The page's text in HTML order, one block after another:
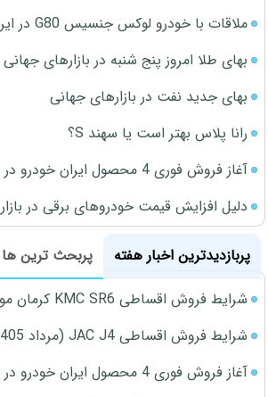
ملاقات با خودرو لوکس جنسیس G80 در ایران
بهای طلا امروز پنج شنبه در بازارهای جهانی
بهای جدید نفت در بازارهای جهانی
رانا پلاس بهتر است یا سهند S؟
آغاز فروش فوری 4 محصول ایران خودرو در نمایندگی‌ها
دلیل افزایش قیمت خودروهای برقی در بازار
پربازدیدترین اخبار هفته
پربحث ترین ها
شرایط فروش اقساطی KMC SR6 کرمان موتور اعلام شد
شرایط فروش اقساطی JAC J4 (مرداد 1405)
آغاز فروش فوری 4 محصول ایران خودرو در نمایندگی‌ها